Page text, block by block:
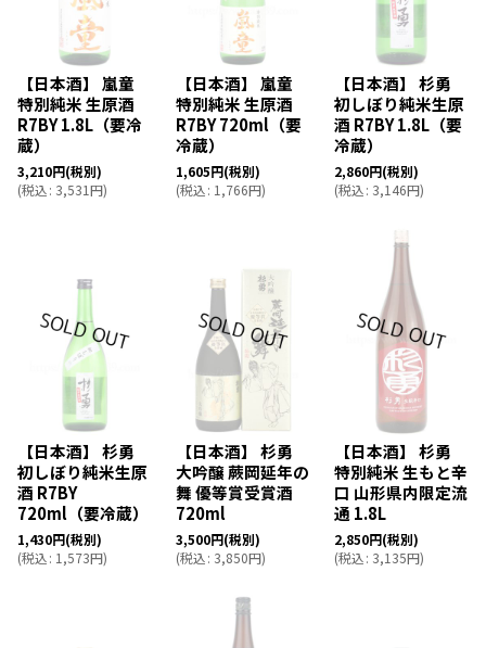
【日本酒】 嵐童
特別純米 生原酒
R7BY 1.8L（要冷
蔵）
3,210円(税別)
(税込: 3,531円)
【日本酒】 嵐童
特別純米 生原酒
R7BY 720ml（要
冷蔵）
1,605円(税別)
(税込: 1,766円)
【日本酒】 杉勇
初しぼり純米生原
酒 R7BY 1.8L（要
冷蔵）
2,860円(税別)
(税込: 3,146円)
【日本酒】 杉勇
初しぼり純米生原
酒 R7BY
720ml（要冷蔵）
1,430円(税別)
(税込: 1,573円)
【日本酒】 杉勇
大吟醸 蕨岡延年の
舞 優等賞受賞酒
720ml
3,500円(税別)
(税込: 3,850円)
【日本酒】 杉勇
特別純米 生もと辛
口 山形県内限定流
通 1.8L
2,850円(税別)
(税込: 3,135円)